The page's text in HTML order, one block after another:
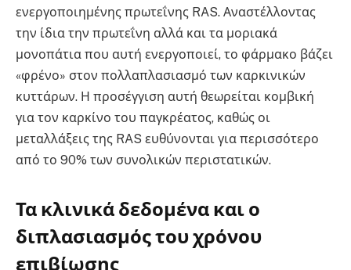
ενεργοποιημένης πρωτεΐνης RAS. Αναστέλλοντας
την ίδια την πρωτεΐνη αλλά και τα μοριακά
μονοπάτια που αυτή ενεργοποιεί, το φάρμακο βάζει
«φρένο» στον πολλαπλασιασμό των καρκινικών
κυττάρων. Η προσέγγιση αυτή θεωρείται κομβική
για τον καρκίνο του παγκρέατος, καθώς οι
μεταλλάξεις της RAS ευθύνονται για περισσότερο
από το 90% των συνολικών περιστατικών.
Τα κλινικά δεδομένα και ο
διπλασιασμός του χρόνου
επιβίωσης